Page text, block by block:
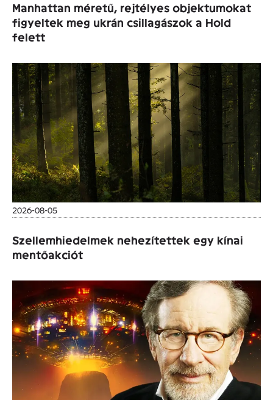
Manhattan méretű, rejtélyes objektumokat
figyeltek meg ukrán csillagászok a Hold
felett
2026-08-05
Szellemhiedelmek nehezítettek egy kínai
mentőakciót